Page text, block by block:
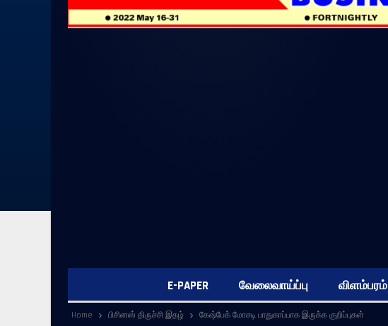
E-PAPER வேலைவாய்ப்பு விளம்பரம்
Home பிசினஸ் திருச்சி இதழ் கேஷ்பேக் மோசடி பாதுகாப்பாக இருக்க குறிப்புகள்